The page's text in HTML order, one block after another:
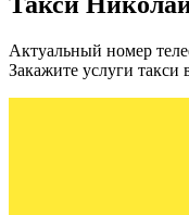
Актуальный номер
Закажите услуги такси